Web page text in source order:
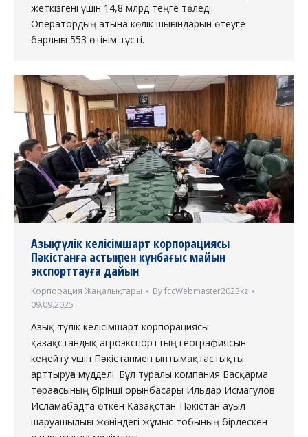
жеткізгені үшін 14,8 млрд теңге төледі.
Оператордың атына көлік шығындарын өтеуге
барлығы 553 өтінім түсті.
Азық-түлік келісімшарт корпорациясы
Пәкістанға астық пен күнбағыс майын
экспорттауға дайын
Корпорация Жаңалықтары ByfccWebmaster2023kz
09.09.2025
Азық-түлік келісімшарт корпорациясы
қазақстандық агроэкспорттың географиясын
кеңейту үшін Пәкістанмен ынтымақтастықты
арттыруға мүдделі. Бұл туралы компания Басқарма
төрағасының бірінші орынбасары Ильдар Исмагулов
Исламабадта өткен Қазақстан-Пәкістан ауыл
шаруашылығы жөніндегі жұмыс тобының бірлескен